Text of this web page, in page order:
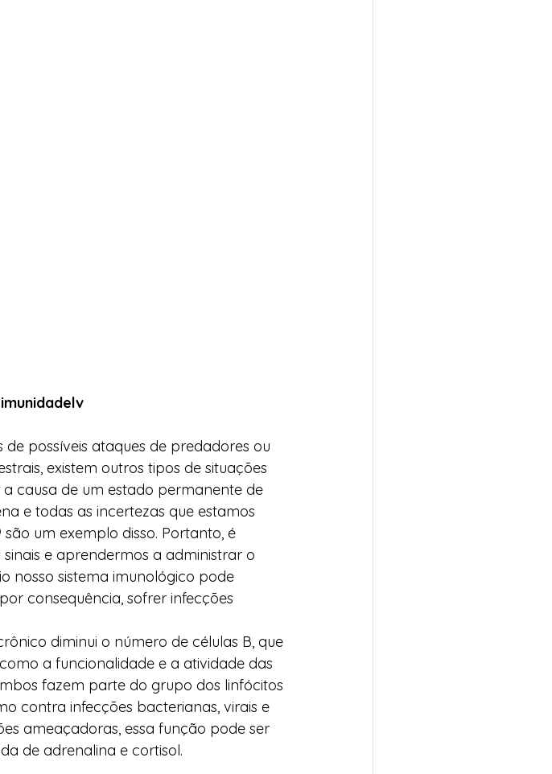
possíveis ataques de predadores ou
existem outros tipos de situações
causa de um estado permanente de
e todas as incertezas que estamos
um exemplo disso. Portanto, é
e aprendermos a administrar o
nosso sistema imunológico pode
consequência, sofrer infecções
diminui o número de células B, que
a funcionalidade e a atividade das
fazem parte do grupo dos linfócitos
contra infecções bacterianas, virais e
ameaçadoras, essa função pode ser
de adrenalina e cortisol.